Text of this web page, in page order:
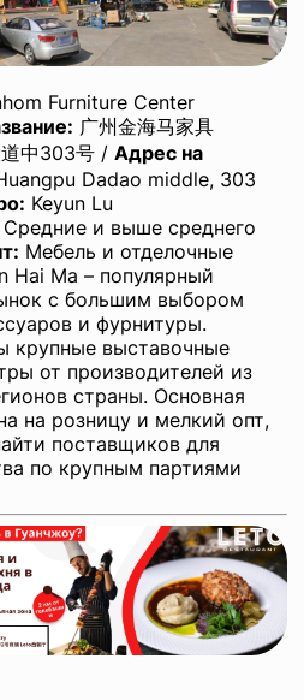
Furniture Center
广州金海马家具
中303号 / Адрес на
Dadao middle, 303
Keyun Lu
Средние и выше среднего
Мебель и отделочные
Hai Ma – популярный
с большим выбором
и фурнитуры.
крупные выставочные
от производителей из
страны. Основная
на розницу и мелкий опт,
поставщиков для
по крупным партиями